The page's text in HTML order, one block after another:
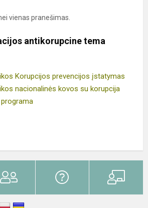
vienas pranešimas.
antikorupcine tema
Korupcijos prevencijos įstatymas
nacionalinės kovos su korupcija